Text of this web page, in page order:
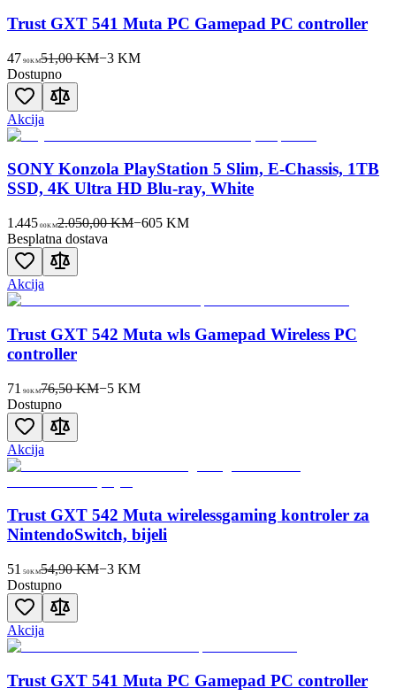
Trust GXT 541 Muta PC Gamepad PC controller
47 90KM51,00 KM−3KM
Dostupno
Akcija
SONY Konzola PlayStation 5 Slim, E-Chassis, 1TB
SSD, 4K Ultra HD Blu-ray, White
1.445 00KM2.050,00 KM−605KM
Besplatna dostava
Akcija
Trust GXT 542 Muta wls Gamepad Wireless PC
controller
71 90KM76,50 KM−5KM
Dostupno
Akcija
Trust GXT 542 Muta wirelessgaming kontroler za
NintendoSwitch, bijeli
51 50KM54,90 KM−3KM
Dostupno
Akcija
Trust GXT 541 Muta PC Gamepad PC controller